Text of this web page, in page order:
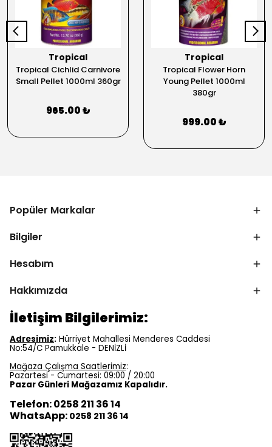
Tropical
Tropical Cichlid Carnivore
Small Pellet 1000ml 360gr
965.00 ₺
Tropical
Tropical Flower Horn
Young Pellet 1000ml
380gr
999.00 ₺
Popüler Markalar
Bilgiler
Hesabım
Hakkımızda
İletişim Bilgilerimiz:
Adresimiz: Hürriyet Mahallesi Menderes Caddesi
No:54/C Pamukkale - DENİZLİ
Mağaza Çalışma Saatlerimiz:
Pazartesi - Cumartesi: 09:00 / 20:00
Pazar Günleri Mağazamız Kapalıdır.
Telefon: 0258 211 36 14
WhatsApp: 0258 211 36 14